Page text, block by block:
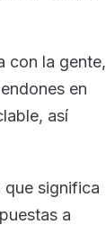
con la gente,
en
así
que significa
a